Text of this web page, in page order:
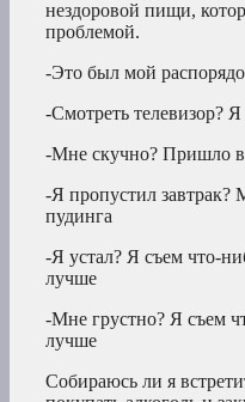
нездоровой пищи,
проблемой.
-Это был мой
-Смотреть телевизор?
-Мне скучно? Пришло
-Я пропустил
пудинга
-Я устал? Я съем что-
лучше
-Мне грустно? Я съем
лучше
Собираюсь ли я